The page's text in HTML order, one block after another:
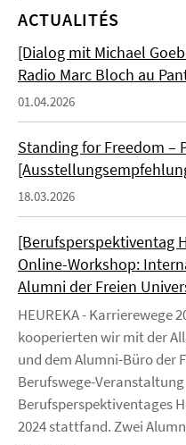
ACTUALITÉS
[Dialog mit Michael
Radio Marc Bloch au
01.04.2026
Standing for Freedom –
18.03.2026
[Berufsperspektiventag
Online-Workshop:
Alumni der Freien
HEUREKA - Karrierewege
kooperierten wir mit der
und dem Alumni-Büro der
Berufswege-
Berufsperspektiventages
2024 stattfand. Zwei